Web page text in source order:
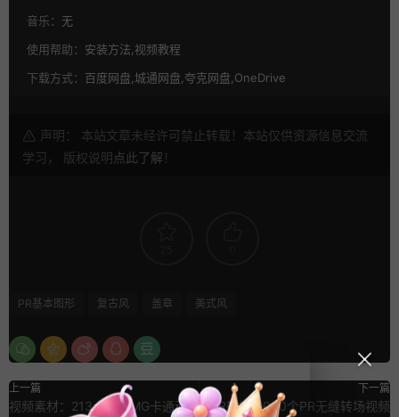
音乐： 无
使用帮助： 安装方法,视频教程
下载方式： 百度网盘,城通网盘,夸克网盘,OneDrive
声明： 本站文章未经许可禁止转载！本站仅供资源信息交流
学习， 版权说明点此了解 ！
PR基本图形 复古风 盖章 美式风
上一篇
视频素材：213个创意MG卡通动
下一篇
PR转场 5000个PR无缝转场视频